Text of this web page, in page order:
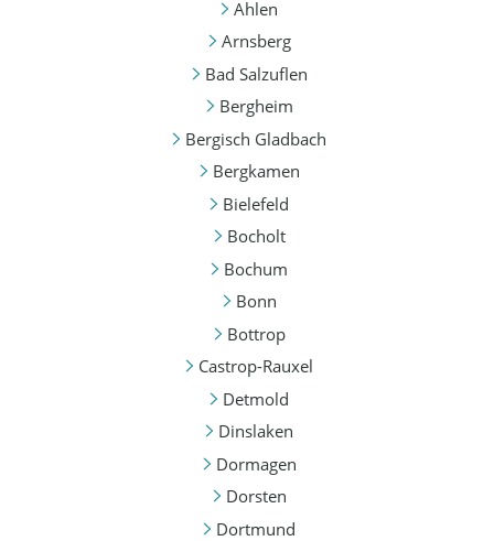
Ahlen
Arnsberg
Bad Salzuflen
Bergheim
Bergisch Gladbach
Bergkamen
Bielefeld
Bocholt
Bochum
Bonn
Bottrop
Castrop-Rauxel
Detmold
Dinslaken
Dormagen
Dorsten
Dortmund